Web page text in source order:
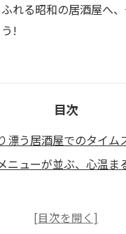
れる昭和の居酒屋へ
!
目次
漂う居酒屋でのタイム
ニューが並ぶ、心温ま
ィの絆が蘇る、昭和レ